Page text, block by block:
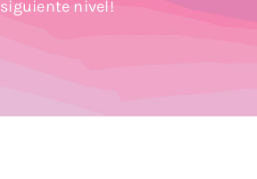
siguiente nivel!